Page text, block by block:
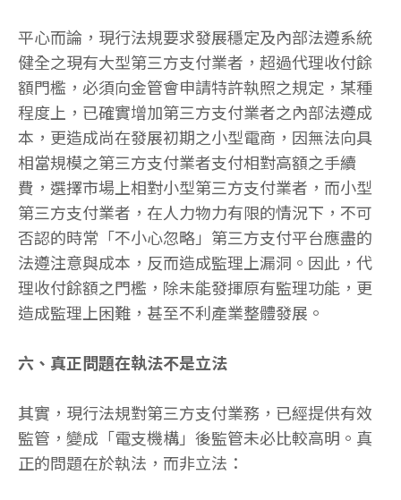
平心而論，現行法規要求發展穩定及內部法遵系統
健全之現有大型第三方支付業者，超過代理收付餘
額門檻，必須向金管會申請特許執照之規定，某種
程度上，已確實增加第三方支付業者之內部法遵成
本，更造成尚在發展初期之小型電商，因無法向具
相當規模之第三方支付業者支付相對高額之手續
費，選擇市場上相對小型第三方支付業者，而小型
第三方支付業者，在人力物力有限的情況下，不可
否認的時常「不小心忽略」第三方支付平台應盡的
法遵注意與成本，反而造成監理上漏洞。因此，代
理收付餘額之門檻，除未能發揮原有監理功能，更
造成監理上困難，甚至不利產業整體發展。
六、真正問題在執法不是立法
其實，現行法規對第三方支付業務，已經提供有效
監管，變成「電支機構」後監管未必比較高明。真
正的問題在於執法，而非立法：